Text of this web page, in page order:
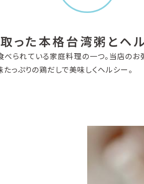
った本格台湾粥とヘ
べられている家庭料理の一つ。当店の
っぷりの鶏だしで美味しくヘルシー。